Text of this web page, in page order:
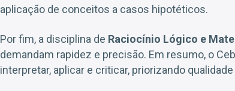
aplicação de conceitos a casos hipotéticos.
Por fim, a disciplina de Raciocínio Lógico e
demandam rapidez e precisão. Em resumo, o
interpretar, aplicar e criticar, priorizando